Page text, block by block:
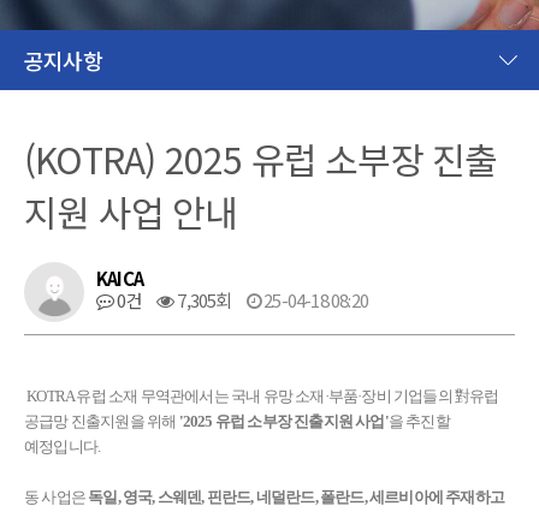
공지사항
(KOTRA) 2025 유럽 소부장 진출
지원 사업 안내
KAICA
0건
7,305회 25-04-18 08:20
KOTRA 유럽 소재 무역관에서는 국내 유망 소재·부품·장비 기업들의 對유럽
공급망 진출지원을 위해 '2025 유럽 소부장 진출지원 사업'을 추진할
예정입니다.
동 사업은 독일, 영국, 스웨덴, 핀란드, 네덜란드, 폴란드, 세르비아에 주재하고